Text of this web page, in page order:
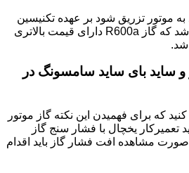
به موتور تزریق شود بر عهده تکنیسین
می باشد.لازم به ذکر می باشد که گاز R600a دارای قیمت بالاتری
و ساید بای ساید سامسونگ در
که برای فهمیدن این نکته گاز موتور
تعمیرکار یخچال با فشار سنج گاز
صورت مشاهده افت فشار گاز باید اقدام